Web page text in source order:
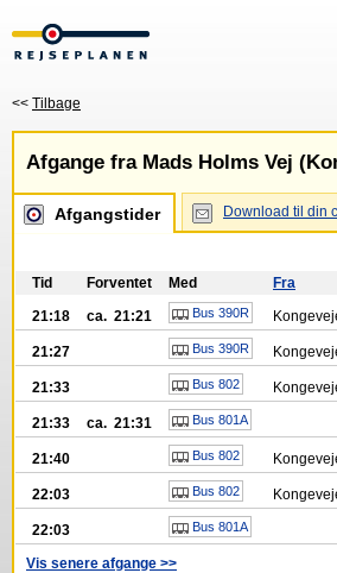
<< Tilbage
Afgange fra Mads Holms Vej
Afgangstider Download til din
Tid Forventet Med Fra
21:18
ca. 21:21 Bus 390R
21:27 Bus 390R
21:33 Bus 802
21:33 ca. 21:31 Bus 801A
21:40 Bus 802
22:03 Bus 802
22:03 Bus 801A
Vis senere afgange >>